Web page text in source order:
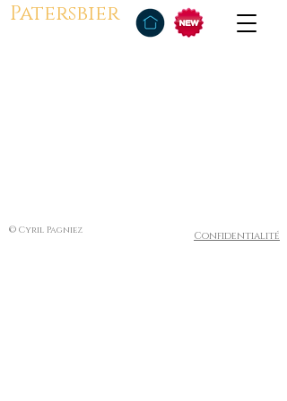
Patersbier
© Cyril Pagniez Confidentialité